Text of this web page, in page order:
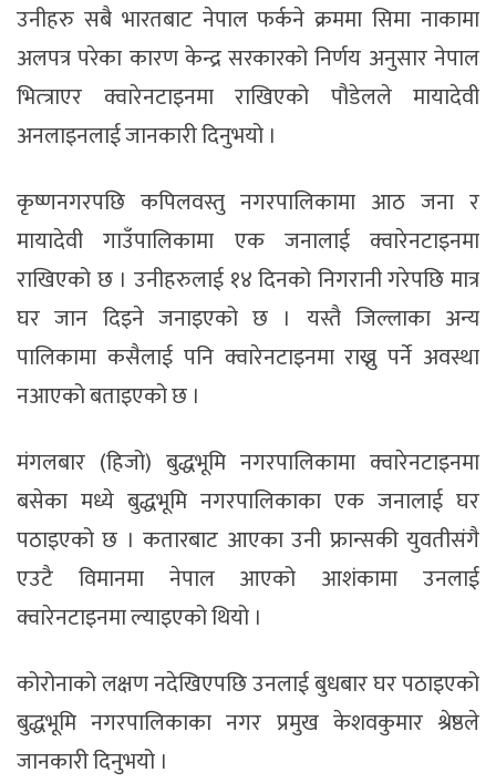
उनीहरु सबै भारतबाट नेपाल फर्कने क्रममा सिमा नाकामा
अलपत्र परेका कारण केन्द्र सरकारको निर्णय अनुसार नेपाल
भित्त्राएर क्वारेनटाइनमा राखिएको पौडेलले मायादेवी
अनलाइनलाई जानकारी दिनुभयो ।
कृष्णनगरपछि कपिलवस्तु नगरपालिकामा आठ जना र
मायादेवी गाउँपालिकामा एक जनालाई क्वारेनटाइनमा
राखिएको छ । उनीहरुलाई १४ दिनको निगरानी गरेपछि मात्र
घर जान दिइने जनाइएको छ । यस्तै जिल्लाका अन्य
पालिकामा कसैलाई पनि क्वारेनटाइनमा राख्नु पर्ने अवस्था
नआएको बताइएको छ ।
मंगलबार (हिजो) बुद्धभूमि नगरपालिकामा क्वारेनटाइनमा
बसेका मध्ये बुद्धभूमि नगरपालिकाका एक जनालाई घर
पठाइएको छ । कतारबाट आएका उनी फ्रान्सकी युवतीसंगै
एउटै विमानमा नेपाल आएको आशंकामा उनलाई
क्वारेनटाइनमा ल्याइएको थियो ।
कोरोनाको लक्षण नदेखिएपछि उनलाई बुधबार घर पठाइएको
बुद्धभूमि नगरपालिकाका नगर प्रमुख केशवकुमार श्रेष्ठले
जानकारी दिनुभयो ।